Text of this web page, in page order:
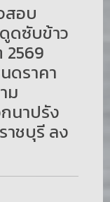
สอบ
ดซับข้าว
2569
ดราคา
ม
นาปรัง
าชบุรี ลง